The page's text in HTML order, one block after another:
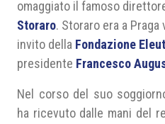
omaggiato il famoso
Storaro. Storaro era a
invito della Fondazione
presidente Francesco
Nel corso del suo
ha ricevuto dalle mani del